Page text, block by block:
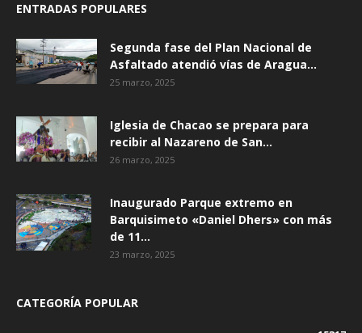
ENTRADAS POPULARES
Segunda fase del Plan Nacional de
Asfaltado atendió vías de Aragua...
25 marzo, 2025
Iglesia de Chacao se prepara para
recibir al Nazareno de San...
26 marzo, 2025
Inaugurado Parque extremo en
Barquisimeto «Daniel Dhers» con más
de 11...
23 marzo, 2025
CATEGORÍA POPULAR